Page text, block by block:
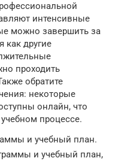
интенсивные
можно завершить за
как другие
проходить
обратите
некоторые
онлайн, что
процессе.
и учебный план.
и учебный план,